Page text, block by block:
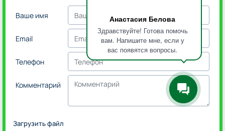
Анастасия Белова
Здравствуйте! Готова помочь
вам. Напишите мне, если у
вас появятся вопросы.
Ваше имя
Email
Телефон
Комментарий
Загрузить файл